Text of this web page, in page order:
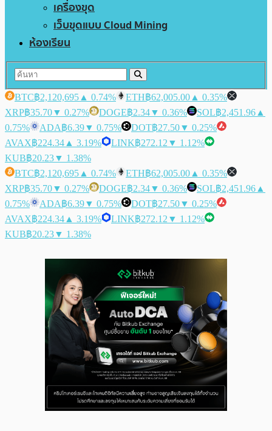
เครื่องขุด
เว็บขุดแบบ Cloud Mining
ห้องเรียน
BTC฿2,120,695 ▲ 0.74% ETH฿62,005.00 ▲ 0.35%
XRP฿35.70▼ 0.27% DOGE฿2.34▼ 0.36% SOL฿2,451.96 ▲
0.75%
ADA฿6.39▼ 0.75% DOT฿27.50▼ 0.25%
AVAX฿224.34 ▲ 3.19% LINK฿272.12 ▼ 1.12%
KUB฿20.23▼ 1.38%
BTC฿2,120,695 ▲ 0.74% ETH฿62,005.00 ▲ 0.35%
XRP฿35.70▼ 0.27% DOGE฿2.34▼ 0.36% SOL฿2,451.96 ▲
0.75%
ADA฿6.39▼ 0.75% DOT฿27.50▼ 0.25%
AVAX฿224.34 ▲ 3.19% LINK฿272.12 ▼ 1.12%
KUB฿20.23▼ 1.38%